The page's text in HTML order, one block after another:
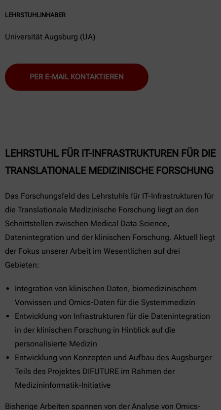
LEHRSTUHLINHABER
Universität Augsburg (UA)
PER E-MAIL KONTAKTIEREN
LEHRSTUHL FÜR IT-INFRASTRUKTUREN FÜR DIE
TRANSLATIONALE MEDIZINISCHE FORSCHUNG
Das Forschungsfeld des Lehrstuhls für IT-Infrastrukturen für
die Translationale Medizinische Forschung liegt an den
Schnittstellen zwischen Medical Data Science,
Datenintegration und der klinischen Forschung. Aktuell liegt
der Fokus unserer Arbeit im Wesentlichen auf drei
Gebieten:
Integration von klinischen Daten, biomedizinischem
Vorwissen und Omics-Daten für die Systemmedizin
Entwicklung von Infrastrukturen für die Datenintegration
in der klinischen Forschung in Hinblick auf die
personalisierte Medizin
Entwicklung von Konzepten und Aufbau des Augsburger
Teils des Projektes DIFUTURE im Rahmen der
Medizininformatik-Initiative
Bisherige Arbeiten spannen von der Analyse von Omics-